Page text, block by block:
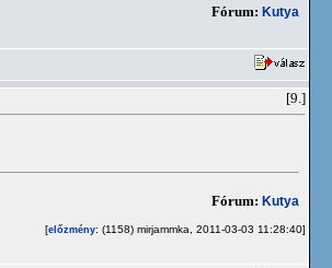
Fórum: Kutya
[9.]
Fórum: Kutya
[előzmény: (1158) mirjammka, 2011-03-03 11:28:40]